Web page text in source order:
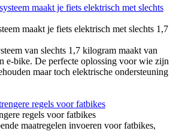
maakt je fiets elektrisch met slechts 1,7
van slechts 1,7 kilogram maakt van
e-bike. De perfecte oplossing voor wie zijn
maar toch elektrische ondersteuning
regels voor fatbikes
maatregelen invoeren voor fatbikes,